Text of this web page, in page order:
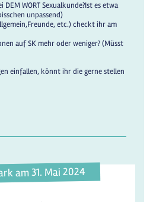
WORT Sexualkunde?Ist es etwa
unpassend)
etc.) checkt ihr am
auf SK mehr oder weniger? (Müsst
einfallen, könnt ihr die gerne stellen
am 31. Mai 2024